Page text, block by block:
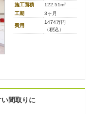
施工面積
122.51m2
工期 3ヶ月
費用
1474万円
（税込）
間取りに